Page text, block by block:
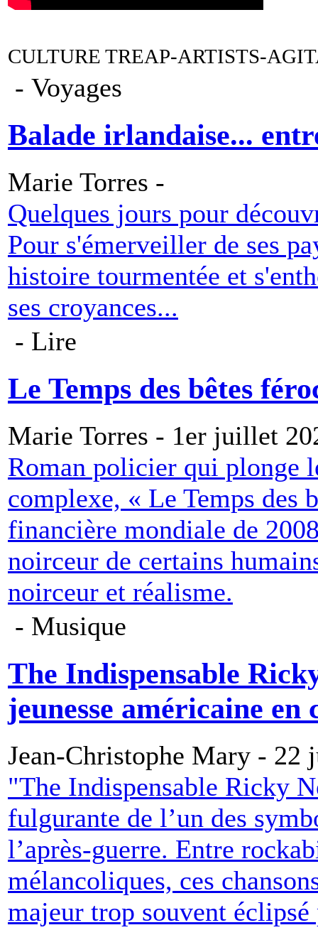
CULTURE TREAP-ARTISTS-
- Voyages
Balade irlandaise...
Marie Torres -
Quelques jours pour
Pour s'émerveiller de ses
histoire tourmentée et
ses croyances...
- Lire
Le Temps des bêtes
Marie Torres - 1er juillet
Roman policier qui plonge
complexe, « Le Temps des
financière mondiale de
noirceur de certains
noirceur et réalisme.
- Musique
The Indispensable
jeunesse américaine en
Jean-Christophe Mary - 22
"The Indispensable Ricky
fulgurante de l’un des
l’après-guerre. Entre
mélancoliques, ces
majeur trop souvent